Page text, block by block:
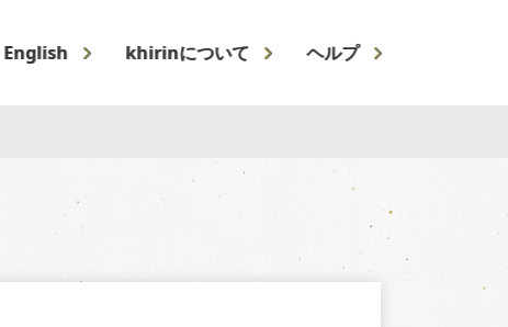
English khirinについて ヘルプ